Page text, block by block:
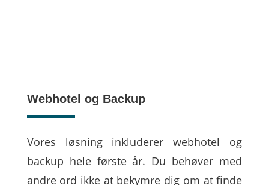
Webhotel og Backup
Vores løsning inkluderer webhotel og
backup hele første år. Du behøver med
andre ord ikke at bekymre dig om at finde